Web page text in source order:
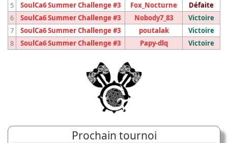
5
SoulCa6 Summer Challenge #3 Fox_Nocturne
Défaite
6
SoulCa6 Summer Challenge #3 Nobody7_83
Victoire
7
SoulCa6 Summer Challenge #3 poutalak
Victoire
8
SoulCa6 Summer Challenge #3 Papy-dlq Victoire
Prochain tournoi